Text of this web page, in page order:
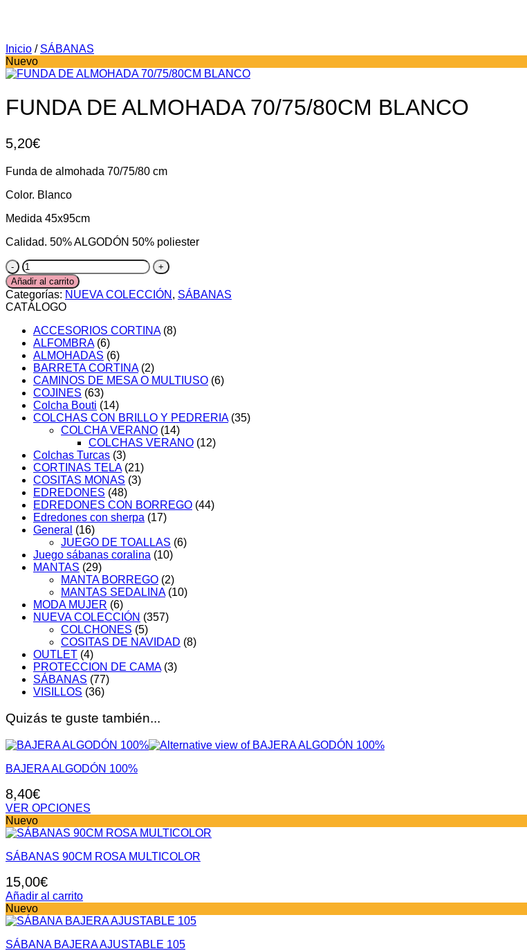
Inicio / SÁBANAS
Nuevo
FUNDA DE ALMOHADA 70/75/80CM BLANCO
5,20€
Funda de almohada 70/75/80 cm
Color. Blanco
Medida 45x95cm
Calidad. 50% ALGODÓN 50% poliester
FUNDA
DE
ALMOHADA
70/75/80CM
BLANCO
cantidad
Añadir al carrito
Categorías: NUEVA COLECCIÓN , SÁBANAS
CATÁLOGO
ACCESORIOS CORTINA (8)
ALFOMBRA (6)
ALMOHADAS (6)
BARRETA CORTINA (2)
CAMINOS DE MESA O MULTIUSO (6)
COJINES (63)
Colcha Bouti (14)
COLCHAS CON BRILLO Y PEDRERIA (35)
COLCHA VERANO (14)
COLCHAS VERANO (12)
Colchas Turcas (3)
CORTINAS TELA (21)
COSITAS MONAS (3)
EDREDONES (48)
EDREDONES CON BORREGO (44)
Edredones con sherpa (17)
General (16)
JUEGO DE TOALLAS (6)
Juego sábanas coralina (10)
MANTAS (29)
MANTA BORREGO (2)
MANTAS SEDALINA (10)
MODA MUJER (6)
NUEVA COLECCIÓN (357)
COLCHONES (5)
COSITAS DE NAVIDAD (8)
OUTLET (4)
PROTECCION DE CAMA (3)
SÁBANAS (77)
VISILLOS (36)
Quizás te guste también...
BAJERA ALGODÓN 100%
8,40€
VER OPCIONES
Este
producto
múltiples
Las
opciones
se
pueden
en
Nuevo
SÁBANAS 90CM ROSA MULTICOLOR
15,00€
Añadir al carrito
Nuevo
SÁBANA BAJERA AJUSTABLE 105